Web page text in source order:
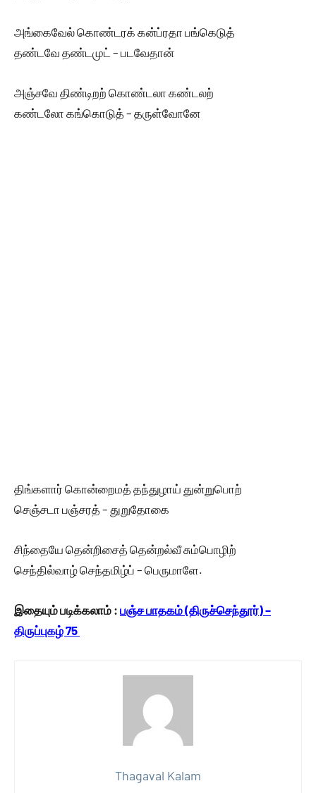
அங்கைவேல் கொண்டரக் கன்ப்ரதா பங்கெடுத்
தண்டவே தண்டமுட் – படவேதான்
அஞ்சவே திண்டிறற் கொண்டலா கண்டலற்
கண்டலோ கங்கொடுத் – தருள்வோனே
திங்களார் கொன்றைமத் தந்துழாய் துன்றுபொற்
செஞ்சடா பஞ்சரத் – துறுதோகை
சிந்தையே தென்றிசைத் தென்றல்வீ சும்பொழிற்
செந்தில்வாழ் செந்தமிழ்ப் – பெருமாளே.
இதையும் படிக்கலாம் : பஞ்ச பாதகம் (திருச்செந்தூர்) –
திருப்புகழ் 75
Thagaval Kalam